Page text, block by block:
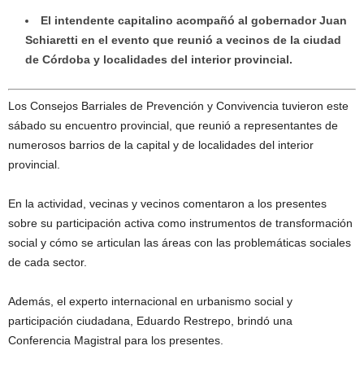
El intendente capitalino acompañó al gobernador Juan
Schiaretti en el evento que reunió a vecinos de la ciudad
de Córdoba y localidades del interior provincial.
Los Consejos Barriales de Prevención y Convivencia tuvieron este
sábado su encuentro provincial, que reunió a representantes de
numerosos barrios de la capital y de localidades del interior
provincial.
En la actividad, vecinas y vecinos comentaron a los presentes
sobre su participación activa como instrumentos de transformación
social y cómo se articulan las áreas con las problemáticas sociales
de cada sector.
Además, el experto internacional en urbanismo social y
participación ciudadana, Eduardo Restrepo, brindó una
Conferencia Magistral para los presentes.